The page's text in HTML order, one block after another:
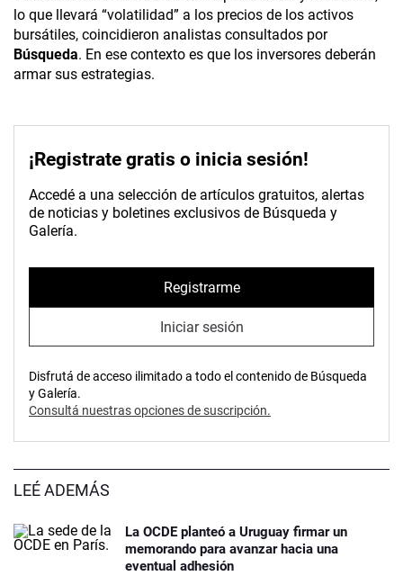
lo que llevará “volatilidad” a los precios de los activos
bursátiles, coincidieron analistas consultados por
Búsqueda. En ese contexto es que los inversores deberán
armar sus estrategias.
¡Registrate gratis o inicia sesión!
Accedé a una selección de artículos gratuitos, alertas
de noticias y boletines exclusivos de Búsqueda y
Galería.
Registrarme
Iniciar sesión
Disfrutá de acceso ilimitado a todo el contenido de Búsqueda
y Galería.
Consultá nuestras opciones de suscripción.
LEÉ ADEMÁS
La OCDE planteó a Uruguay firmar un
memorando para avanzar hacia una
eventual adhesión